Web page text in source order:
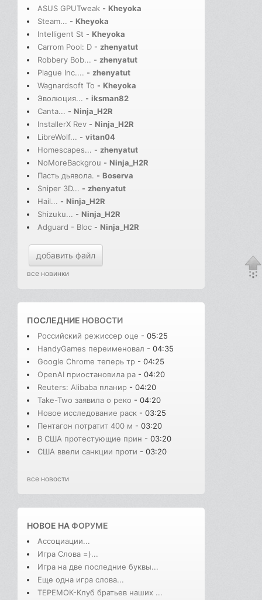
ASUS GPUTweak - Kheyoka
Steam... - Kheyoka
Intelligent St - Kheyoka
Carrom Pool: D - zhenyatut
Robbery Bob... - zhenyatut
Plague Inc.... - zhenyatut
Wagnardsoft To - Kheyoka
Эволюция... - iksman82
Canta... - Ninja_H2R
InstallerX Rev - Ninja_H2R
LibreWolf... - vitan04
Homescapes... - zhenyatut
NoMoreBackgrou - Ninja_H2R
Пасть дьявола. - Boserva
Sniper 3D... - zhenyatut
Hail... - Ninja_H2R
Shizuku... - Ninja_H2R
Adguard - Bloc - Ninja_H2R
добавить файл
все новинки
ПОСЛЕДНИЕ НОВОСТИ
Российский режиссер оце - 05:25
HandyGames переименовал - 04:35
Google Chrome теперь тр - 04:25
OpenAI приостановила ра - 04:20
Reuters: Alibaba планир - 04:20
Take-Two заявила о реко - 04:20
Новое исследование раск - 03:25
Пентагон потратит 400 м - 03:20
В США протестующие прин - 03:20
США ввели санкции проти - 03:20
все новости
НОВОЕ НАФОРУМЕ
Ассоциации...
Игра Слова =)...
Игра на две последние буквы...
Еще одна игра слова...
ТЕРЕМОК-Клуб братьев наших ...